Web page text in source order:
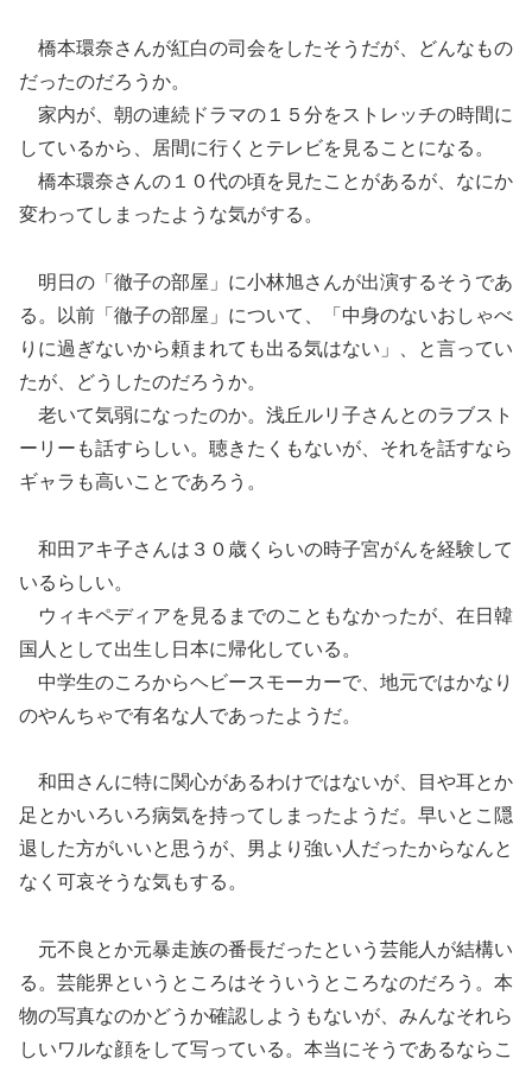
橋本環奈さんが紅白の司会をしたそうだが、どんなもの
だったのだろうか。
家内が、朝の連続ドラマの１５分をストレッチの時間に
しているから、居間に行くとテレビを見ることになる。
橋本環奈さんの１０代の頃を見たことがあるが、なにか
変わってしまったような気がする。
明日の「徹子の部屋」に小林旭さんが出演するそうであ
る。以前「徹子の部屋」について、「中身のないおしゃべ
りに過ぎないから頼まれても出る気はない」、と言ってい
たが、どうしたのだろうか。
老いて気弱になったのか。浅丘ルリ子さんとのラブスト
ーリーも話すらしい。聴きたくもないが、それを話すなら
ギャラも高いことであろう。
和田アキ子さんは３０歳くらいの時子宮がんを経験して
いるらしい。
ウィキペディアを見るまでのこともなかったが、在日韓
国人として出生し日本に帰化している。
中学生のころからヘビースモーカーで、地元ではかなり
のやんちゃで有名な人であったようだ。
和田さんに特に関心があるわけではないが、目や耳とか
足とかいろいろ病気を持ってしまったようだ。早いとこ隠
退した方がいいと思うが、男より強い人だったからなんと
なく可哀そうな気もする。
元不良とか元暴走族の番長だったという芸能人が結構い
る。芸能界というところはそういうところなのだろう。本
物の写真なのかどうか確認しようもないが、みんなそれら
しいワルな顔をして写っている。本当にそうであるならこ